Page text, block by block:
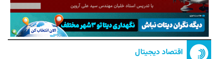
اقتصاد دیجیتال